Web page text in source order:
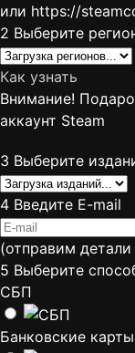
или https://
2 Выберите
Как узнать
Внимание!
аккаунт Steam
3 Выберите
4 Введите E-mail
(отправим детали
5 Выберите
СБП
Банковские карты